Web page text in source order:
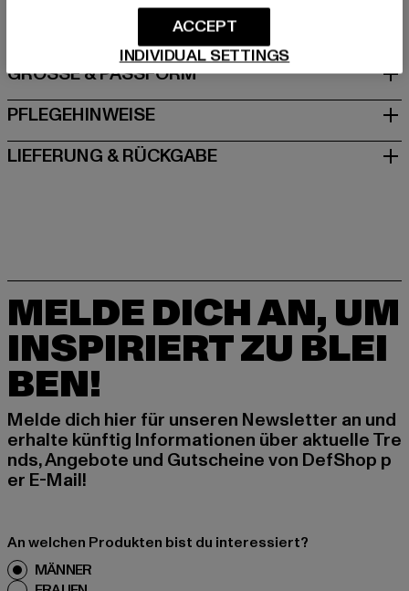
GRÖSSE & PASSFORM
PFLEGEHINWEISE
LIEFERUNG & RÜCKGABE
MELDE DICH AN, UM
INSPIRIERT ZU BLEI
BEN!
Melde dich hier für unseren Newsletter an und
erhalte künftig Informationen über aktuelle Tre
nds, Angebote und Gutscheine von DefShop p
er E-Mail!
An welchen Produkten bist du interessiert?
MÄNNER
INDIVIDUAL SETTINGS
ACCEPT